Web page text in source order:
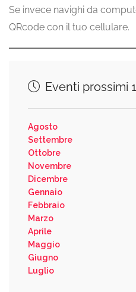
Se invece navighi da
QRcode con il tuo cellulare.
Eventi prossimi
Agosto
Settembre
Ottobre
Novembre
Dicembre
Gennaio
Febbraio
Marzo
Aprile
Maggio
Giugno
Luglio